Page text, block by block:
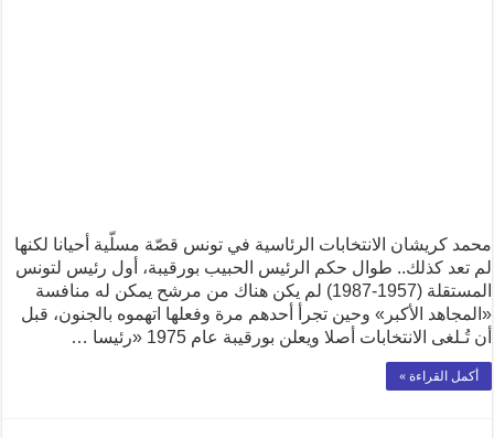
محمد كريشان الانتخابات الرئاسية في تونس قصّة مسلّية أحيانا لكنها
لم تعد كذلك.. طوال حكم الرئيس الحبيب بورقيبة، أول رئيس لتونس
المستقلة (1957-1987) لم يكن هناك من مرشح يمكن له منافسة
«المجاهد الأكبر» وحين تجرأ أحدهم مرة وفعلها اتهموه بالجنون، قبل
أن تُـلغى الانتخابات أصلا ويعلن بورقيبة عام 1975 «رئيسا …
أكمل القراءة »